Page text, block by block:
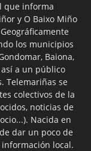
que informa
y O Baixo Miño
los municipios
Baiona,
a un público
Telemariñas se
colectivos de la
noticias de
Nacida en
dar un poco de
local.